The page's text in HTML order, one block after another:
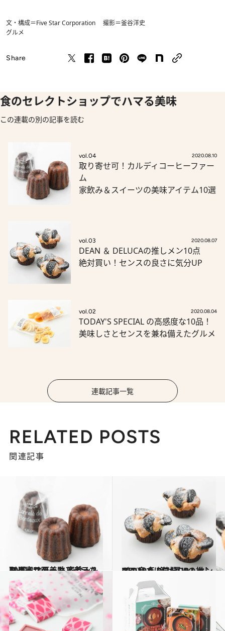
文・構成＝Five Star Corporation 撮影＝釜谷洋史
グルメ
Share
食のセレクトショップでハマる美味
この連載の別の記事を読む
vol.04 2020.08.10
取り寄せ可！カルディコーヒーファー
ム
家飲み＆スイーツの美味アイテム10選
vol.03 2020.08.07
DEAN ＆ DELUCAの推しメン10点
絶対買い！センスの良さに気分UP
vol.02 2020.08.04
TODAY'S SPECIAL の高感度な10品！
美味しさとセンスを兼ね備えたグルメ
連載記事一覧
RELATED POSTS
関連記事
2020.8.10
取り寄せ可！カルディコーヒーファーム 家飲み＆スイーツの美味アイテム10選
グルメ 2020.8.7
DEAN ＆ DELUCAの推しメン10点 絶対買い！センスの良さに気分UP
グルメ